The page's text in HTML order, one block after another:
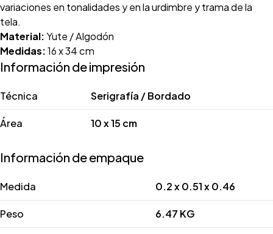
variaciones en tonalidades y en la urdimbre y trama de la
tela.
Material:Yute / Algodón
Medidas:16 x 34 cm
Información de impresión
Técnica Serigrafía / Bordado
Área 10 x 15 cm
Información de empaque
Medida 0.2 x 0.51 x 0.46
Peso 6.47 KG